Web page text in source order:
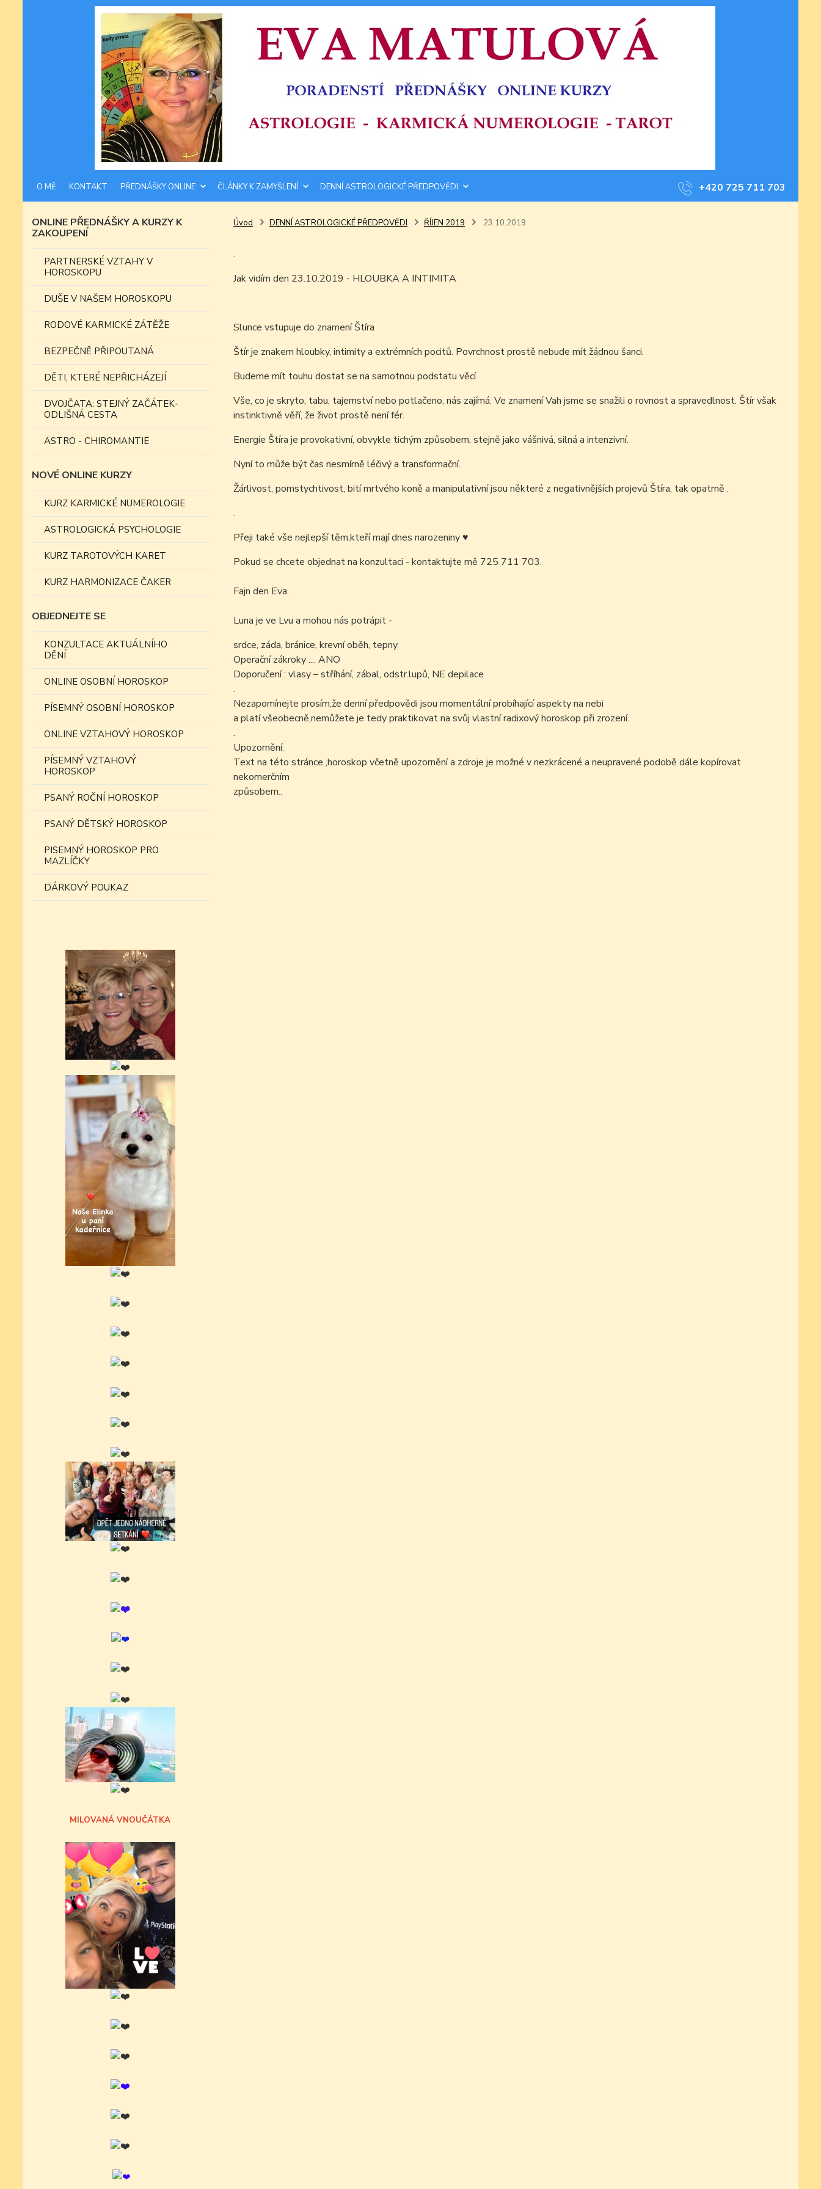
O MĚ KONTAKT PŘEDNÁŠKY ONLINE ČLÁNKY K ZAMYŠLENÍ DENNÍ ASTROLOGICKÉ PŘEDPOVĚDI +420 725 711 703
ONLINE PŘEDNÁŠKY A KURZY K
ZAKOUPENÍ
PARTNERSKÉ VZTAHY V
HOROSKOPU
DUŠE V NAŠEM HOROSKOPU
RODOVÉ KARMICKÉ ZÁTĚŽE
BEZPEČNĚ PŘIPOUTANÁ
DĚTI, KTERÉ NEPŘICHÁZEJÍ
DVOJČATA: STEJNÝ ZAČÁTEK-
ODLIŠNÁ CESTA
ASTRO - CHIROMANTIE
NOVÉ ONLINE KURZY
KURZ KARMICKÉ NUMEROLOGIE
ASTROLOGICKÁ PSYCHOLOGIE
KURZ TAROTOVÝCH KARET
KURZ HARMONIZACE ČAKER
OBJEDNEJTE SE
KONZULTACE AKTUÁLNÍHO
DĚNÍ
ONLINE OSOBNÍ HOROSKOP
PÍSEMNÝ OSOBNÍ HOROSKOP
ONLINE VZTAHOVÝ HOROSKOP
PÍSEMNÝ VZTAHOVÝ
HOROSKOP
PSANÝ ROČNÍ HOROSKOP
PSANÝ DĚTSKÝ HOROSKOP
PISEMNÝ HOROSKOP PRO
MAZLÍČKY
DÁRKOVÝ POUKAZ
MILOVANÁ VNOUČÁTKA
Úvod DENNÍ ASTROLOGICKÉ PŘEDPOVĚDI ŘÍJEN 2019 23.10.2019
.
Jak vidím den 23.10.2019 - HLOUBKA A INTIMITA
Slunce vstupuje do znamení Štíra
Štír je znakem hloubky, intimity a extrémních pocitů. Povrchnost prostě nebude mít žádnou šanci.
Budeme mít touhu dostat se na samotnou podstatu věcí.
Vše, co je skryto, tabu, tajemství nebo potlačeno, nás zajímá. Ve znamení Vah jsme se snažili o rovnost a spravedlnost. Štír však
instinktivně věří, že život prostě není fér.
Energie Štíra je provokativní, obvykle tichým způsobem, stejně jako vášnivá, silná a intenzivní.
Nyní to může být čas nesmírně léčivý a transformační.
Žárlivost, pomstychtivost, bití mrtvého koně a manipulativní jsou některé z negativnějších projevů Štíra, tak opatrně .
.
Přeji také vše nejlepší těm,kteří mají dnes narozeniny♥
Pokud se chcete objednat na konzultaci - kontaktujte mě 725 711 703.
Fajn den Eva.
Luna je ve Lvu a mohou nás potrápit -
srdce, záda, bránice, krevní oběh, tepny
Operační zákroky .... ANO
Doporučení : vlasy – stříhání, zábal, odstr.lupů, NE depilace
.
Nezapomínejte prosím,že denní předpovědi jsou momentální probíhající aspekty na nebi
a platí všeobecně,nemůžete je tedy praktikovat na svůj vlastní radixový horoskop při zrození.
.
Upozornění:
Text na této stránce ,horoskop včetně upozornění a zdroje je možné v nezkrácené a neupravené podobě dále kopírovat
nekomerčním
způsobem..